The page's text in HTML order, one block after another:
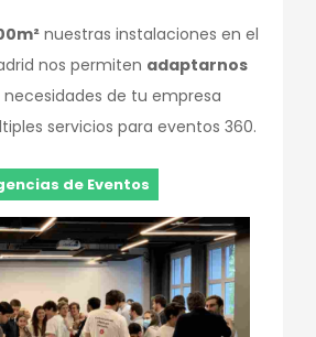
nuestras instalaciones en el
nos permiten adaptarnos
necesidades de tu empresa
servicios para eventos 360.
de Eventos